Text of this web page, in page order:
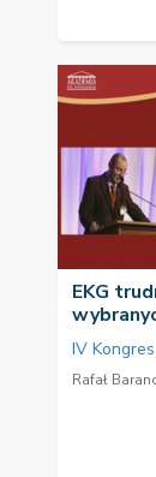
EKG
IV
Rafał